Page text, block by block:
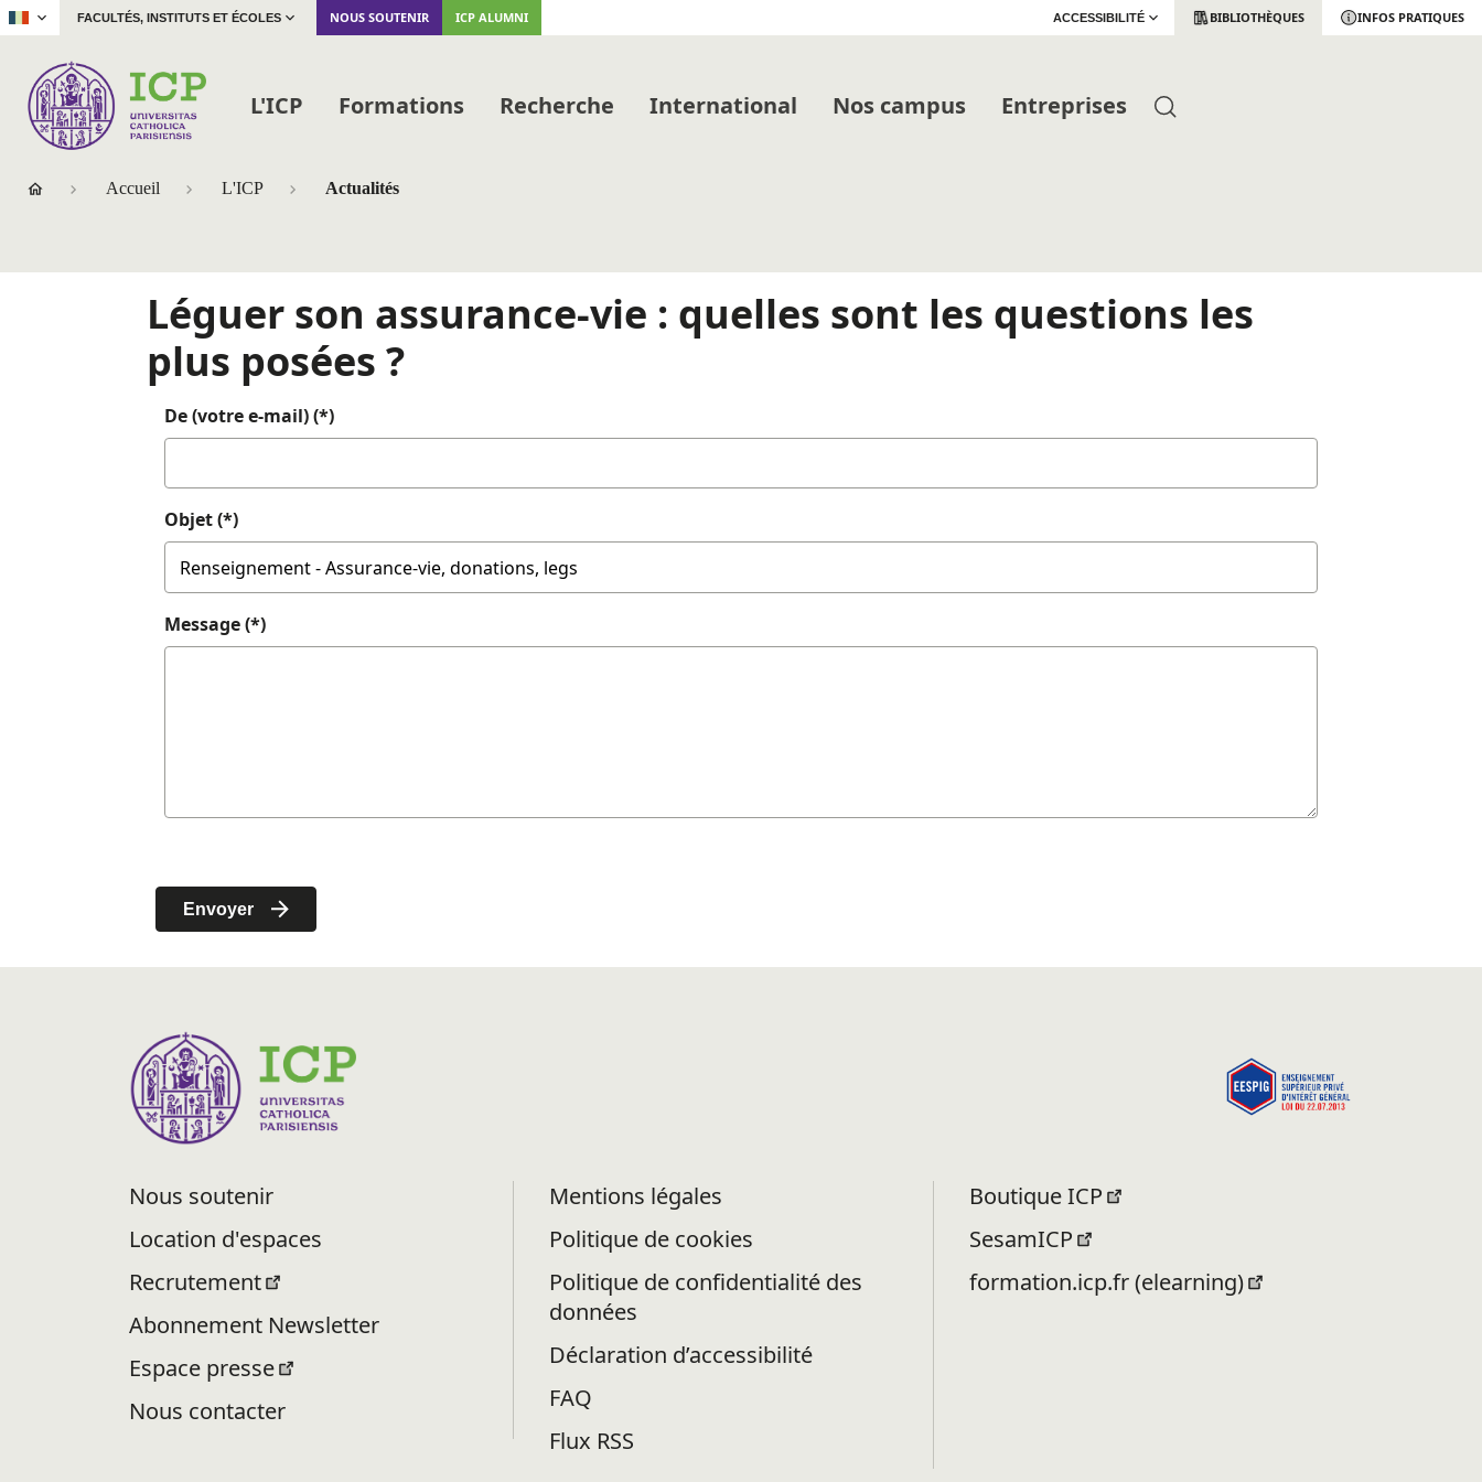
| FACULTÉS, INSTITUTS ET ÉCOLES NOUS SOUTENIR ICP ALUMNI ACCESSIBILITÉ BIBLIOTHÈQUES INFOS PRATIQUES
L'ICP Formations Recherche International Nos campus Entreprises
Accueil L'ICP Actualités
Léguer son assurance-vie : quelles sont les questions les
plus posées ?
De (votre e-mail) (*)
Objet (*)
Message (*)
Nous soutenir
Location d'espaces
Recrutement
Abonnement Newsletter
Espace presse
Nous contacter
Mentions légales
Politique de cookies
Politique de confidentialité des
données
Déclaration d’accessibilité
FAQ
Flux RSS
Boutique ICP
SesamICP
formation.icp.fr (elearning)